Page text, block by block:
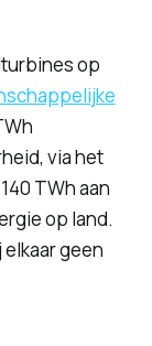
op
via het
TWh aan
op land.
geen